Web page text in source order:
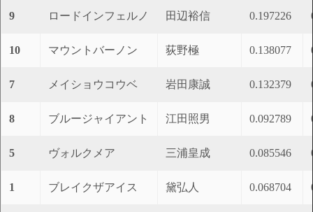
9 ロードインフェルノ 田辺裕信 0.197226
10 マウントバーノン 荻野極 0.138077
7 メイショウコウベ 岩田康誠 0.132379
8 ブルージャイアント 江田照男 0.092789
5 ヴォルクメア 三浦皇成 0.085546
1 ブレイクザアイス 黛弘人 0.068704